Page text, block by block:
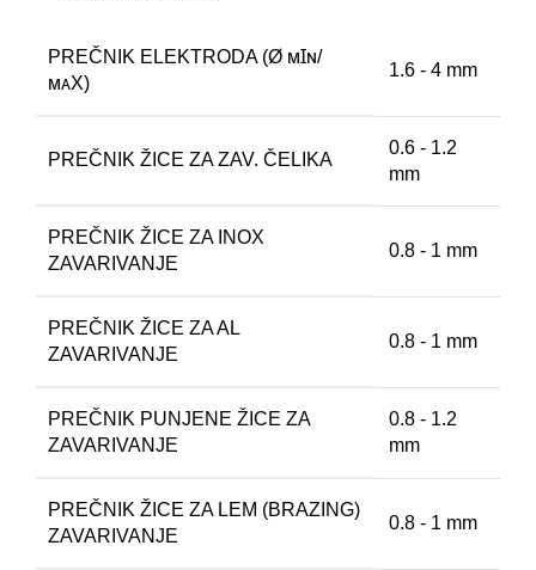
PREČNIK ELEKTRODA (Ø ᴍꞮɴ/
ᴍᴀX)
1.6 - 4 mm
PREČNIK ŽICE ZA ZAV. ČELIKA
0.6 - 1.2
mm
PREČNIK ŽICE ZA INOX
ZAVARIVANJE
0.8 - 1 mm
PREČNIK ŽICE ZA AL
ZAVARIVANJE
0.8 - 1 mm
PREČNIK PUNJENE ŽICE ZA
ZAVARIVANJE
0.8 - 1.2
mm
PREČNIK ŽICE ZA LEM (BRAZING)
ZAVARIVANJE
0.8 - 1 mm